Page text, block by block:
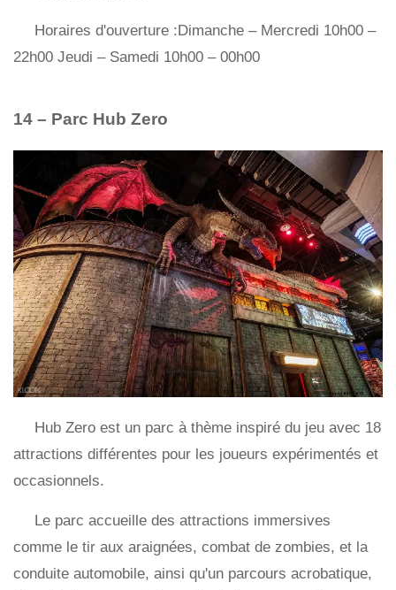
Horaires d'ouverture :Dimanche – Mercredi 10h00 –
22h00 Jeudi – Samedi 10h00 – 00h00
14 – Parc Hub Zero
Hub Zero est un parc à thème inspiré du jeu avec 18
attractions différentes pour les joueurs expérimentés et
occasionnels.
Le parc accueille des attractions immersives
comme le tir aux araignées, combat de zombies, et la
conduite automobile, ainsi qu'un parcours acrobatique,